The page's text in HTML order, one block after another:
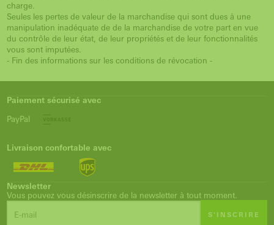
charge.
Seules les pertes de valeur de la marchandise qui sont dues à une
manipulation inadéquate de de la marchandise de votre part en vue
du contrôle de leur état, de leur propriétés et de leur fonctionnalités
vous sont imputées.
- Fin des informations sur les conditions de révocation -
Paiement sécurisé avec
PayPal
Livraison confortable avec
Newsletter
Vous pouvez vous désinscrire de la newsletter à tout moment.
S'INSCRIRE